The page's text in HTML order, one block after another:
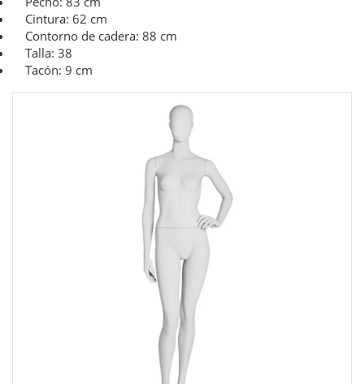
Cintura: 62 cm
Contorno de cadera: 88 cm
Talla: 38
Tacón: 9 cm